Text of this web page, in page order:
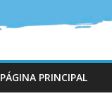
PÁGINA PRINCIPAL